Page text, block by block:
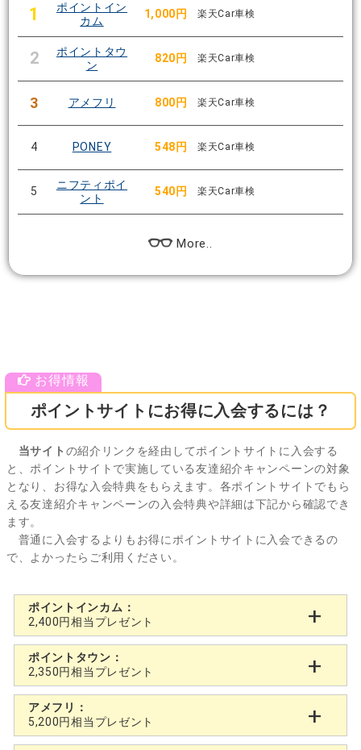
1
ポイントイン
カム
1,000円 楽天Car車検
2
ポイントタウ
ン
820円 楽天Car車検
3 アメフリ 800円 楽天Car車検
4 PONEY 548円 楽天Car車検
5
ニフティポイ
ント
540円 楽天Car車検
More..
ポイントサイトにお得に入会するには？
当サイト の紹介リンクを経由してポイントサイトに入会する
と、ポイントサイトで実施している友達紹介キャンペーンの対象
となり、お得な入会特典をもらえます。各ポイントサイトでもら
える友達紹介キャンペーンの入会特典や詳細は下記から確認でき
ます。
普通に入会するよりもお得にポイントサイトに入会できるの
で、よかったらご利用ください。
ポイントインカム：
2,400円相当プレゼント
ポイントタウン：
2,350円相当プレゼント
アメフリ：
5,200円相当プレゼント